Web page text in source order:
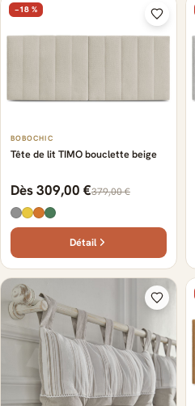
−18 %
BOBOCHIC
Tête de lit TIMO bouclette beige
Dès 309,00 €379,00 €
Détail